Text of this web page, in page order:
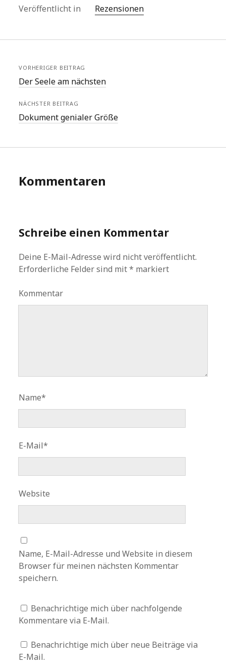
Veröffentlicht in Rezensionen
VORHERIGER BEITRAG
Der Seele am nächsten
NÄCHSTER BEITRAG
Dokument genialer Größe
Kommentaren
Schreibe einen Kommentar
Deine E-Mail-Adresse wird nicht veröffentlicht.
Erforderliche Felder sind mit* markiert
Kommentar
Name*
E-Mail*
Website
Name, E-Mail-Adresse und Website in diesem
Browser für meinen nächsten Kommentar
speichern.
Benachrichtige mich über nachfolgende
Kommentare via E-Mail.
Benachrichtige mich über neue Beiträge via
E-Mail.